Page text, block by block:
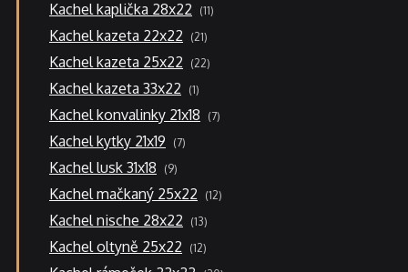
Kachel kaplička 28x22 1111
produktů
Kachel kazeta 22x22 2121
produktů
Kachel kazeta 25x22 2222
produktů
Kachel kazeta 33x22 11
produkt
Kachel konvalinky 21x18 77
produktů
Kachel kytky 21x19 77
produktů
Kachel lusk 31x18 99
produktů
Kachel mačkaný 25x22 1212
produktů
Kachel nische 28x22 1313
produktů
Kachel oltyně 25x22 1212
produktů
20